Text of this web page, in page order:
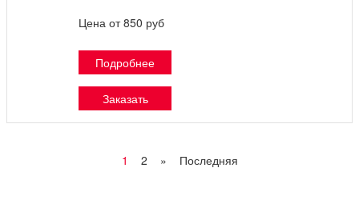
Цена от 850 руб
Подробнее
Заказать
1 2 » Последняя